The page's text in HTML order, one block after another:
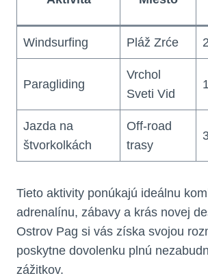
Windsurfing Pláž Zrće
Paragliding
Vrchol
Sveti Vid
Jazda na
štvorkolkách
Off-road
trasy
Tieto aktivity ponúkajú ideálnu
adrenalínu, zábavy a krás novej
Ostrov Pag si vás získa svojou
poskytne dovolenku plnú
zážitkov.